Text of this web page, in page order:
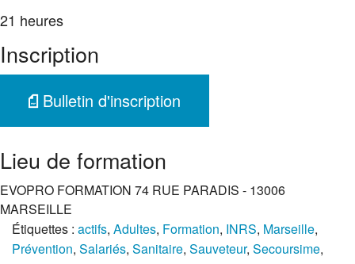
21 heures
Inscription
Bulletin d'inscription
Lieu de formation
EVOPRO FORMATION 74 RUE PARADIS - 13006
MARSEILLE
Étiquettes : actifs, Adultes, Formation, INRS, Marseille,
Prévention, Salariés, Sanitaire, Sauveteur, Secoursime,